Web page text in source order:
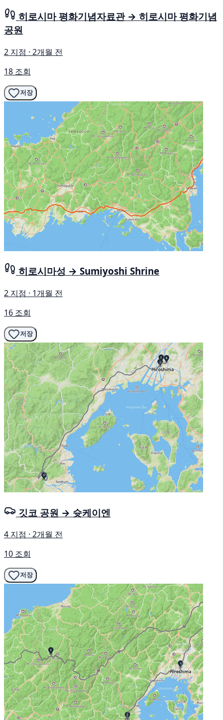
히로시마 평화기념자료관 → 히로시마 평화기념
공원
2 지점 · 2개월 전
18 조회
저장
히로시마성 → Sumiyoshi Shrine
2 지점 · 1개월 전
16 조회
저장
깃코 공원 → 슛케이엔
4 지점 · 2개월 전
10 조회
저장